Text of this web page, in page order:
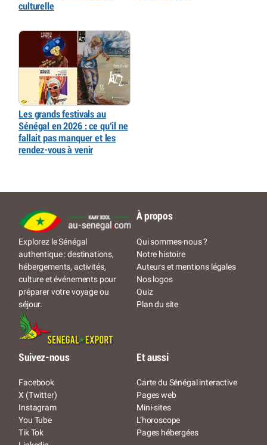
culturelle
Les grands festivals au
Sénégal en 2026 : ce qu’il ne
fallait pas manquer et les
rendez-vous à venir
Explorez le Sénégal
authentique : destinations,
hébergements, activités,
culture et événements pour
préparer votre voyage ou
séjour.
À propos
Qui sommes-nous ?
Notre histoire
Auteurs et mentions légales
Nos logos
Quiz
Plan du site
Suivez-nous
Facebook
X (Twitter)
Instagram
You Tube
Tik Tok
Et aussi
Carte du Sénégal interactive
Pages web
Mini-sites
L’horoscope
Pages hébergées